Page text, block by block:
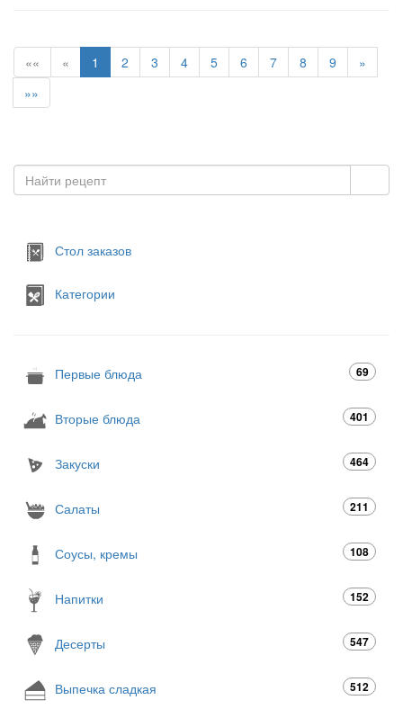
«« « 1 2 3 4 5 6 7 8 9
»
»»
Стол заказов
Категории
Первые блюда 69
Вторые блюда 401
Закуски 464
Салаты 211
Соусы, кремы 108
Напитки 152
Десерты 547
Выпечка сладкая 512